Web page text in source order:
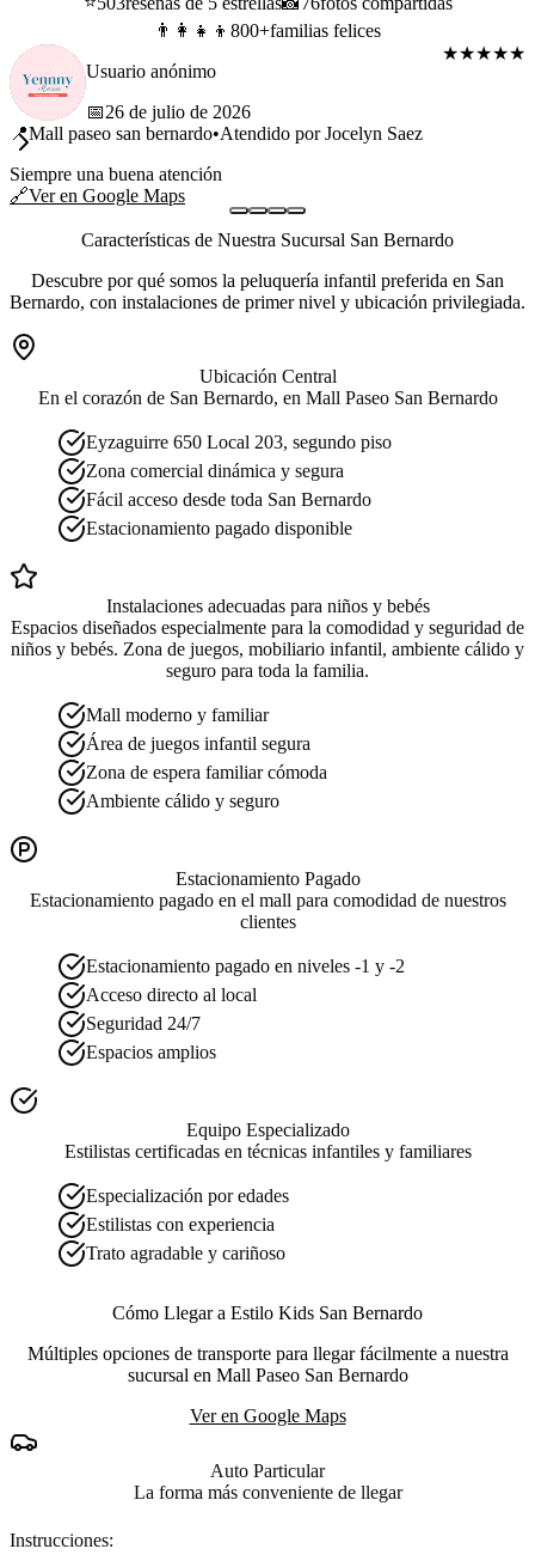
👨‍👩‍👧‍👦 800+familias felices
Usuario anónimo
📅26 de julio de 2026
★★★★★
📍Mall paseo san bernardo•Atendido porJocelyn Saez
Siempre una buena atención
🔗Ver en Google Maps
Características de Nuestra Sucursal San Bernardo
Descubre por qué somos la peluquería infantil preferida en San
Bernardo, con instalaciones de primer nivel y ubicación privilegiada.
Ubicación Central
En el corazón de San Bernardo, en Mall Paseo San Bernardo
Eyzaguirre 650 Local 203, segundo piso
Zona comercial dinámica y segura
Fácil acceso desde toda San Bernardo
Estacionamiento pagado disponible
Instalaciones adecuadas para niños y bebés
Espacios diseñados especialmente para la comodidad y seguridad de
niños y bebés. Zona de juegos, mobiliario infantil, ambiente cálido y
seguro para toda la familia.
Mall moderno y familiar
Área de juegos infantil segura
Zona de espera familiar cómoda
Ambiente cálido y seguro
Estacionamiento Pagado
Estacionamiento pagado en el mall para comodidad de nuestros
clientes
Estacionamiento pagado en niveles -1 y -2
Acceso directo al local
Seguridad 24/7
Espacios amplios
Equipo Especializado
Estilistas certificadas en técnicas infantiles y familiares
Especialización por edades
Estilistas con experiencia
Trato agradable y cariñoso
Cómo Llegar a Estilo Kids San Bernardo
Múltiples opciones de transporte para llegar fácilmente a nuestra
sucursal en Mall Paseo San Bernardo
Ver en Google Maps
Auto Particular
La forma más conveniente de llegar
Instrucciones: